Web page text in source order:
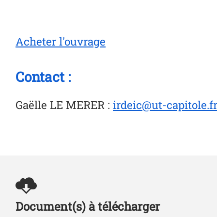
Acheter l'ouvrage
Contact :
Gaëlle LE MERER : irdeic@ut-capitole.fr
Document(s) à télécharger